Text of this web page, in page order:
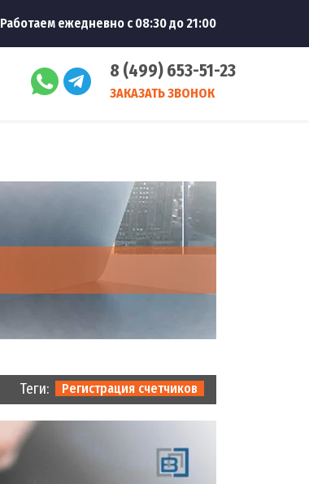
Работаем ежедневно с 08:30 до 21:00
8 (499) 653-51-23
ЗАКАЗАТЬ ЗВОНОК
Теги: Регистрация счетчиков